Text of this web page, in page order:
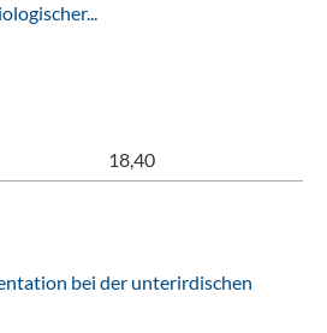
18,40
bei der unterirdischen